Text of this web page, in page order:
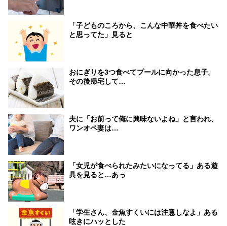
「子どものころから、こんな中華丼を食べたい
と思ってた」見ると
おにぎりを3つ食べてプールに向かった息子。
その後帰宅して…
夫に「お前って俺に興味ないよね」と言われ、
ワンオペ妻は…
「女児が食べられたみたいになってる」ある遊
具を見ると…あっ
「学生さん、金魚すくいには注意しなよ」ある
呟きにハッとした